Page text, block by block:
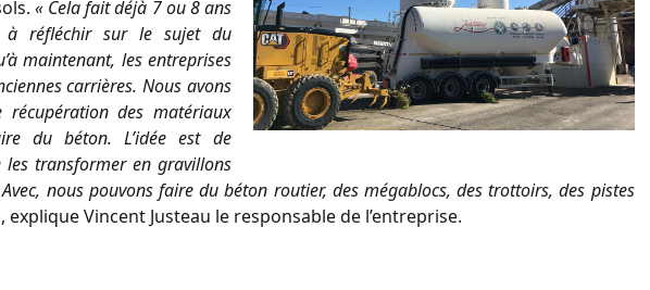
« Cela fait déjà 7 ou 8 ans
à réfléchir sur le sujet du
maintenant, les entreprises
carrières. Nous avons
des matériaux
du béton. L’idée est de
transformer en gravillons
nous pouvons faire du béton routier, des mégablocs, des trottoirs, des pistes
, explique Vincent Justeau le responsable de l’entreprise.